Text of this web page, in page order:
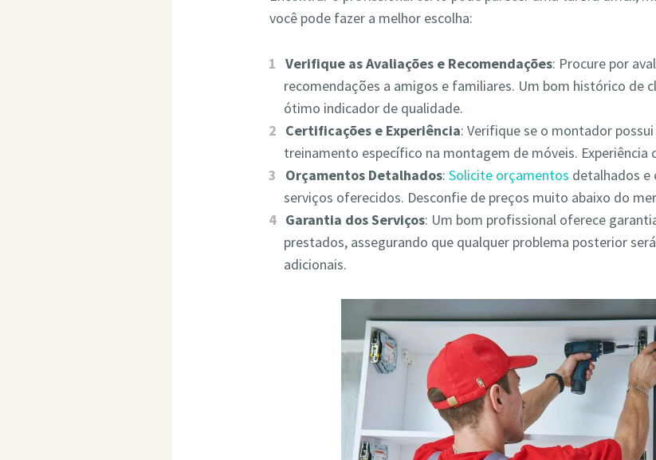
você pode fazer a melhor escolha:
Verifique as Avaliações e Recomendações: Procure por
recomendações a amigos e familiares. Um bom histórico de
ótimo indicador de qualidade.
Certificações e Experiência: Verifique se o montador
treinamento específico na montagem de móveis. Experiência
Orçamentos Detalhados:Solicite orçamentos detalhados e
serviços oferecidos. Desconfie de preços muito abaixo do
Garantia dos Serviços: Um bom profissional oferece
prestados, assegurando que qualquer problema posterior
adicionais.